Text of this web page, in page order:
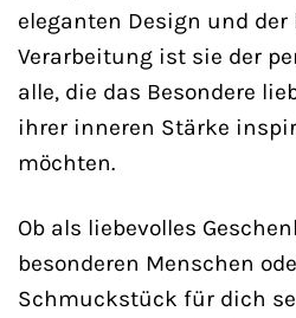
eleganten Design und
Verarbeitung ist sie der
alle, die das Besondere
ihrer inneren Stärke
möchten.
Ob als liebevolles
besonderen Menschen
Schmuckstück für dich